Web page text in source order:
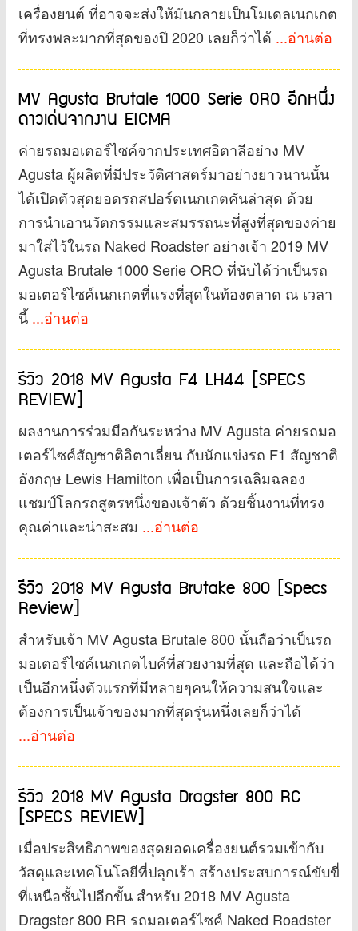
เครื่องยนต์ ที่อาจจะส่งให้มันกลายเป็นโมเดลเนกเกต
ที่ทรงพละมากที่สุดของปี 2020 เลยก็ว่าได้ ...อ่านต่อ
MV Agusta Brutale 1000 Serie ORO อีกหนึ่ง
ดาวเด่นจากงาน EICMA
ค่ายรถมอเตอร์ไซค์จากประเทศอิตาลีอย่าง MV
Agusta ผู้ผลิตที่มีประวัติศาสตร์มาอย่างยาวนานนั้น
ได้เปิดตัวสุดยอดรถสปอร์ตเนกเกตคันล่าสุด ด้วย
การนำเอานวัตกรรมและสมรรถนะที่สูงที่สุดของค่าย
มาใส่ไว้ในรถ Naked Roadster อย่างเจ้า 2019 MV
Agusta Brutale 1000 Serie ORO ที่นับได้ว่าเป็นรถ
มอเตอร์ไซค์เนกเกตที่แรงที่สุดในท้องตลาด ณ เวลา
นี้ ...อ่านต่อ
รีวิว 2018 MV Agusta F4 LH44 [SPECS
REVIEW]
ผลงานการร่วมมือกันระหว่าง MV Agusta ค่ายรถมอ
เตอร์ไซค์สัญชาติอิตาเลี่ยน กับนักแข่งรถ F1 สัญชาติ
อังกฤษ Lewis Hamilton เพื่อเป็นการเฉลิมฉลอง
แชมป์โลกรถสูตรหนึ่งของเจ้าตัว ด้วยชิ้นงานที่ทรง
คุณค่าและน่าสะสม ...อ่านต่อ
รีวิว 2018 MV Agusta Brutake 800 [Specs
Review]
สำหรับเจ้า MV Agusta Brutale 800 นั้นถือว่าเป็นรถ
มอเตอร์ไซค์เนกเกตไบค์ที่สวยงามที่สุด และถือได้ว่า
เป็นอีกหนึ่งตัวแรกที่มีหลายๆคนให้ความสนใจและ
ต้องการเป็นเจ้าของมากที่สุดรุ่นหนึ่งเลยก็ว่าได้
...อ่านต่อ
รีวิว 2018 MV Agusta Dragster 800 RC
[SPECS REVIEW]
เมื่อประสิทธิภาพของสุดยอดเครื่องยนต์รวมเข้ากับ
วัสดุและเทคโนโลยีที่ปลุกเร้า สร้างประสบการณ์ขับขี่
ที่เหนือชั้นไปอีกขั้น สำหรับ 2018 MV Agusta
Dragster 800 RR รถมอเตอร์ไซค์ Naked Roadster